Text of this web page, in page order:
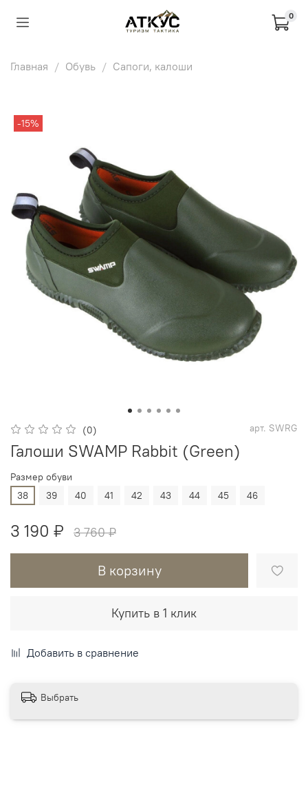
0
Главная Обувь Сапоги, калоши
-15%
(0) арт. SWRG
Галоши SWAMP Rabbit (Green)
Размер обуви
38
39 40 41 42 43 44 45 46
3 190 ₽ 3 760 ₽
В корзину
Купить в 1 клик
Добавить в сравнение
Выбрать